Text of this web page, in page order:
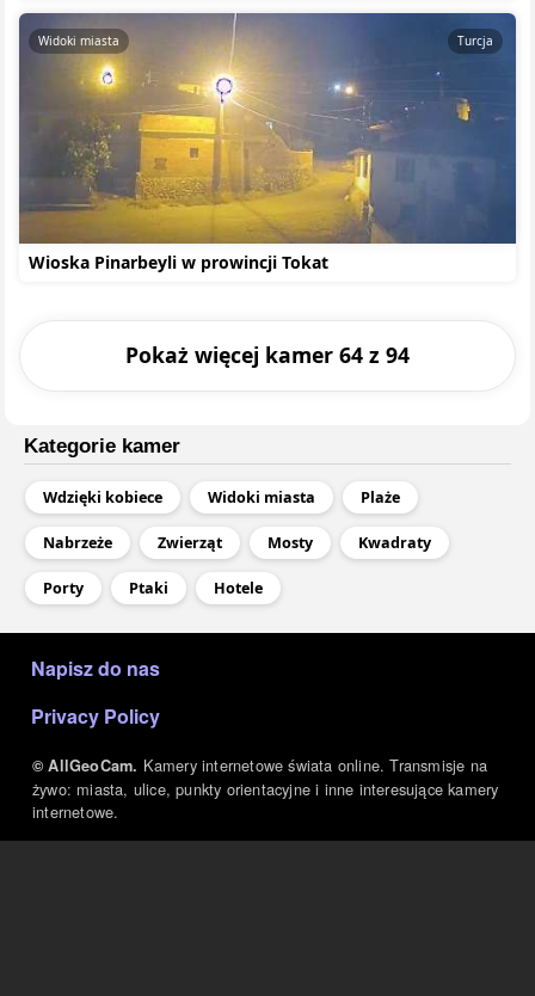
Wioska Pinarbeyli w prowincji Tokat
Widoki miasta Turcja
Pokaż więcej kamer 64 z 94
Kategorie kamer
Wdzięki kobiece Widoki miasta Plaże
Nabrzeże Zwierząt Mosty Kwadraty
Porty Ptaki Hotele
Napisz do nas
Privacy Policy
© AllGeoCam. Kamery internetowe świata online. Transmisje na
żywo: miasta, ulice, punkty orientacyjne i inne interesujące kamery
internetowe.